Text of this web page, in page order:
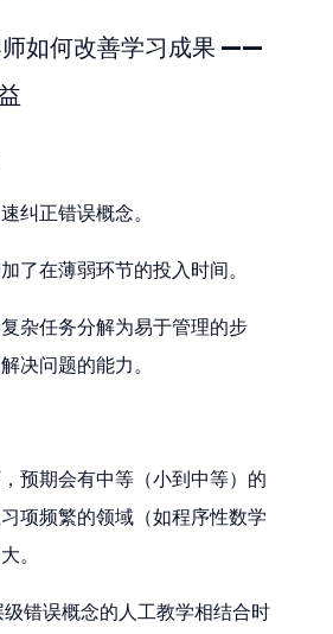
如何改善学习成果 ——
纠正错误概念。
了在薄弱环节的投入时间。
杂任务分解为易于管理的步
决问题的能力。
预期会有中等（小到中等）的
项频繁的领域（如程序性数学
。
错误概念的人工教学相结合时